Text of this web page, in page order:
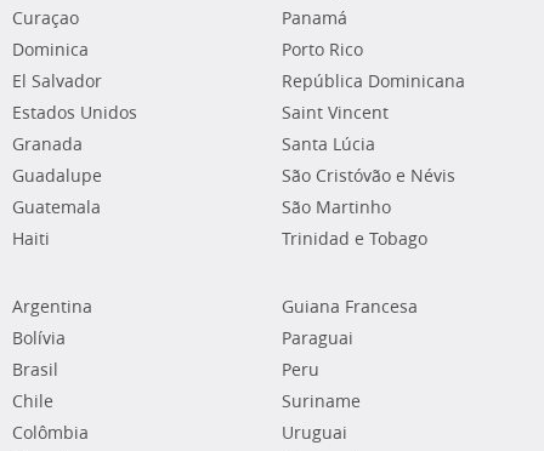
Curaçao
Dominica
El Salvador
Estados Unidos
Granada
Guadalupe
Guatemala
Haiti
Panamá
Porto Rico
República Dominicana
Saint Vincent
Santa Lúcia
São Cristóvão e Névis
São Martinho
Trinidad e Tobago
Argentina
Bolívia
Brasil
Chile
Colômbia
Guiana Francesa
Paraguai
Peru
Suriname
Uruguai